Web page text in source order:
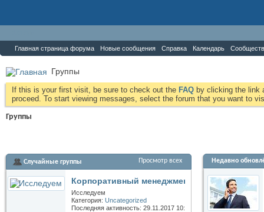
Главная страница форума Новые сообщения Справка Календарь
Группы
If this is your first visit, be sure to check out the FAQ by clicking the link
proceed. To start viewing messages, select the forum that you want to
Группы
Просмотр всех
Случайные группы
Корпоративный менеджмент
Исследуем
Категория: Uncategorized
Последняя активность: 29.11.2017 10:19
Недавно